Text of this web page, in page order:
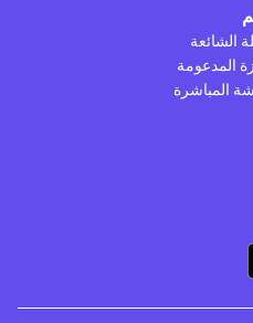
الشائعة
المدعومة
المباشرة